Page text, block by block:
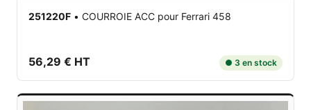
251220F • COURROIE ACC pour Ferrari 458
56,29 € HT ● 3 en stock